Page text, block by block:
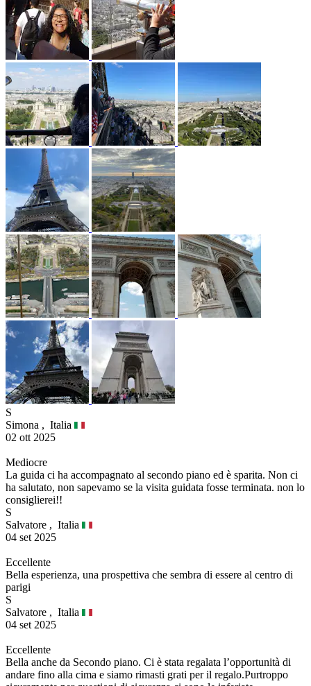
S
Simona , Italia
02 ott 2025
Mediocre
La guida ci ha accompagnato al secondo piano ed è sparita. Non ci
ha salutato, non sapevamo se la visita guidata fosse terminata. non lo
consiglierei!!
S
Salvatore , Italia
04 set 2025
Eccellente
Bella esperienza, una prospettiva che sembra di essere al centro di
parigi
S
Salvatore , Italia
04 set 2025
Eccellente
Bella anche da Secondo piano. Ci è stata regalata l’opportunità di
andare fino alla cima e siamo rimasti grati per il regalo.Purtroppo